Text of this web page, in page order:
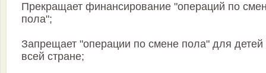
Прекращает финансирование "операций по
пола";
Запрещает "операции по смене пола" для детей
всей стране;